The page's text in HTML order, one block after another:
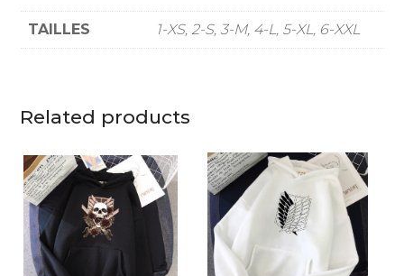
TAILLES 1-XS, 2-S, 3-M, 4-L, 5-XL, 6-XXL
Related products